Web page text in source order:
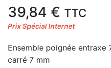
39,84 € TTC
Ensemble poignée entraxe
carré 7 mm